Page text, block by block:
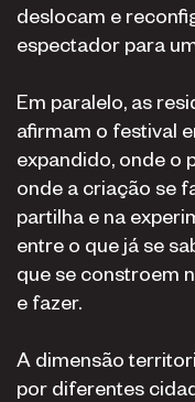
deslocam e
espectador para
Em paralelo, as
afirmam o festival
expandido, onde o
onde a criação se
partilha e na
entre o que já se
que se constroem
e fazer.
A dimensão
por diferentes